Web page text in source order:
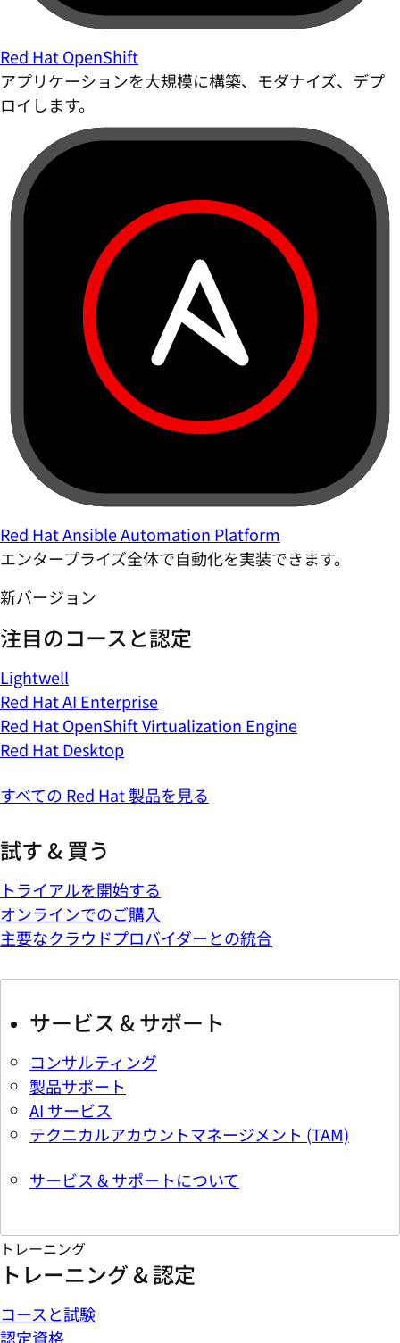
Red Hat OpenShift
アプリケーションを大規模に構築、モダナイズ、デプ
ロイします。
Red Hat Ansible Automation Platform
エンタープライズ全体で自動化を実装できます。
新バージョン
注目のコースと認定
Lightwell
Red Hat AI Enterprise
Red Hat OpenShift Virtualization Engine
Red Hat Desktop
すべての Red Hat 製品を見る
試す & 買う
トライアルを開始する
オンラインでのご購入
主要なクラウドプロバイダーとの統合
サービス & サポート
コンサルティング
製品サポート
AI サービス
テクニカルアカウントマネージメント (TAM)
サービス & サポートについて
トレーニング
トレーニング & 認定
コースと試験
認定資格